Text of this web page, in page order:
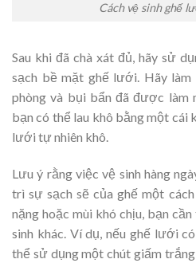
Cách vệ sinh ghế
Sau khi đã chà xát đủ, hãy sử
sạch bề mặt ghế lưới. Hãy
phòng và bụi bẩn đã được làm
bạn có thể lau khô bằng một cái
lưới tự nhiên khô.
Lưu ý rằng việc vệ sinh hàng
trì sự sạch sẽ của ghế một
nặng hoặc mùi khó chịu, bạn
sinh khác. Ví dụ, nếu ghế lưới
thể sử dụng một chút giấm